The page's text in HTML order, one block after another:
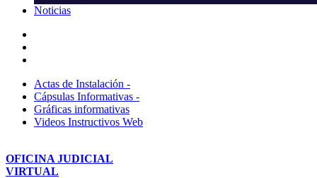
Noticias
Actas de Instalación -
Cápsulas Informativas -
Gráficas informativas
Videos Instructivos Web
OFICINA JUDICIAL
VIRTUAL